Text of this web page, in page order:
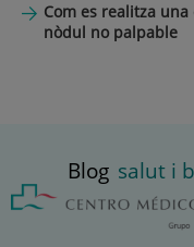
Com es realitza
nòdul no palpable
Blog salut i